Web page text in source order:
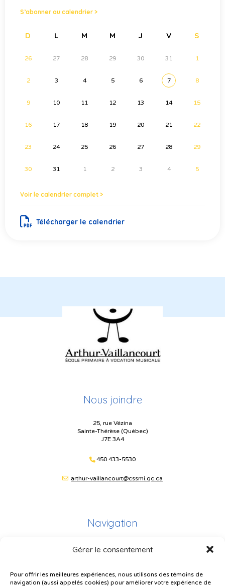
Gérer le consentement
Pour offrir les meilleures expériences, nous utilisons des témoins de
navigation (aussi appelés cookies) pour améliorer votre expérience de
S’abonner au calendrier >
D L M M J V S
26 27 28 29 30 31 1
2 3 4 5 6 7 8
9 10 11 12 13 14 15
16 17 18 19 20 21 22
23 24 25 26 27 28 29
30 31 1 2 3 4 5
Voir le calendrier complet >
Télécharger le calendrier
Nous joindre
25, rue Vézina
Sainte-Thérèse (Québec)
J7E 3A4
450 433-5530
arthur-vaillancourt@cssmi.qc.ca
Navigation
Plan du site
Plainte – service à l’élève